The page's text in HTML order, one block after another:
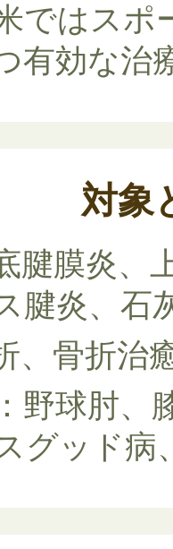
ではスポ
有効な治
対象
腱膜炎、
腱炎、石
、骨折治
野球肘、
グッド病